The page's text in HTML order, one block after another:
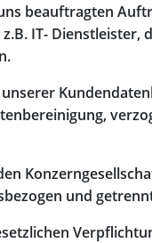
beauftragten
IT-
und